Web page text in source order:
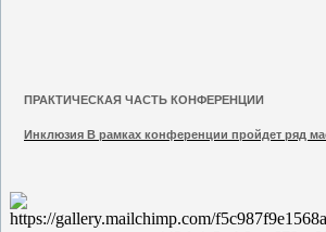
ПРАКТИЧЕСКАЯ ЧАСТЬ КОНФЕРЕНЦИИ
Инклюзия В рамках конференции пройдет ряд